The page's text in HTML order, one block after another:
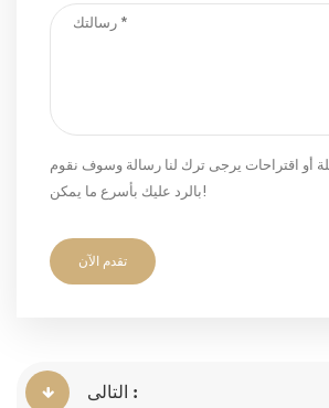
أو اقتراحات يرجى ترك لنا رسالة وسوف نقوم
بالرد عليك بأسرع ما يمكن!
تقدم الآن
التالى :